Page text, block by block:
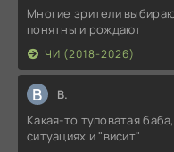
Многие зрители
понятны и рождают
ЧИ (2018-2026)
В В.
Какая-то туповатая
ситуациях и "висит"